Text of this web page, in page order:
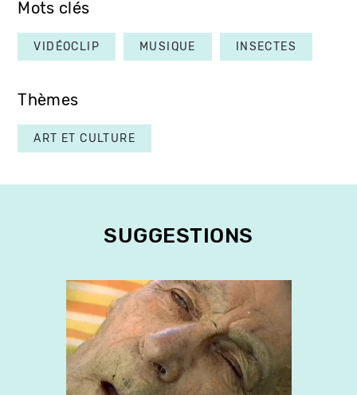
Mots clés
VIDÉOCLIP MUSIQUE INSECTES
Thèmes
ART ET CULTURE
SUGGESTIONS